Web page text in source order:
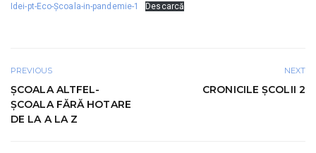
Idei-pt-Eco-Școala-in-pandemie-1 Descarcă
PREVIOUS
ȘCOALA ALTFEL-
ȘCOALA FĂRĂ HOTARE
DE LA A LA Z
NEXT
CRONICILE ȘCOLII 2